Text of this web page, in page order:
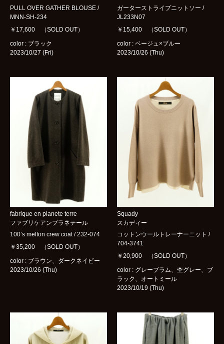
PULL OVER GATHER BLOUSE /
MNN-SH-234
￥17,600 （SOLD OUT）
color : ブラック
2023/10/27 (Fri)
ガーターストライプニットソー /
JL233N07
￥15,400 （SOLD OUT）
color : ベージュ×ブルー
2023/10/26 (Thu)
fabrique en planete terre
ファブリケアンプラネテール
100’s melton crew coat / 232-074
￥35,200 （SOLD OUT）
color : ブラウン、ダークネイビー
2023/10/26 (Thu)
Squady
スカディー
コットンウールトレーナーニット /
704-3741
￥20,900 （SOLD OUT）
color : グレープラム、杢グレー、ブ
ラック、オートミール
2023/10/19 (Thu)